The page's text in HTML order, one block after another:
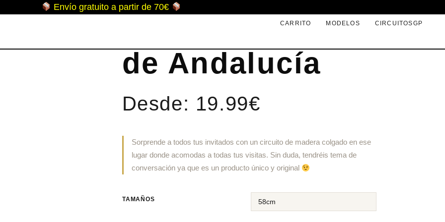
Envío gratuito a partir de 70€
CARRITO MODELOS CIRCUITOSGP
Jerez Circuito
de Andalucía
Desde: 19.99€
Sorprende a todos tus invitados con un circuito de madera colgado en ese
lugar donde acomodas a todas tus visitas. Sin duda, tendréis tema de
conversación ya que es un producto único y original
TAMAÑOS